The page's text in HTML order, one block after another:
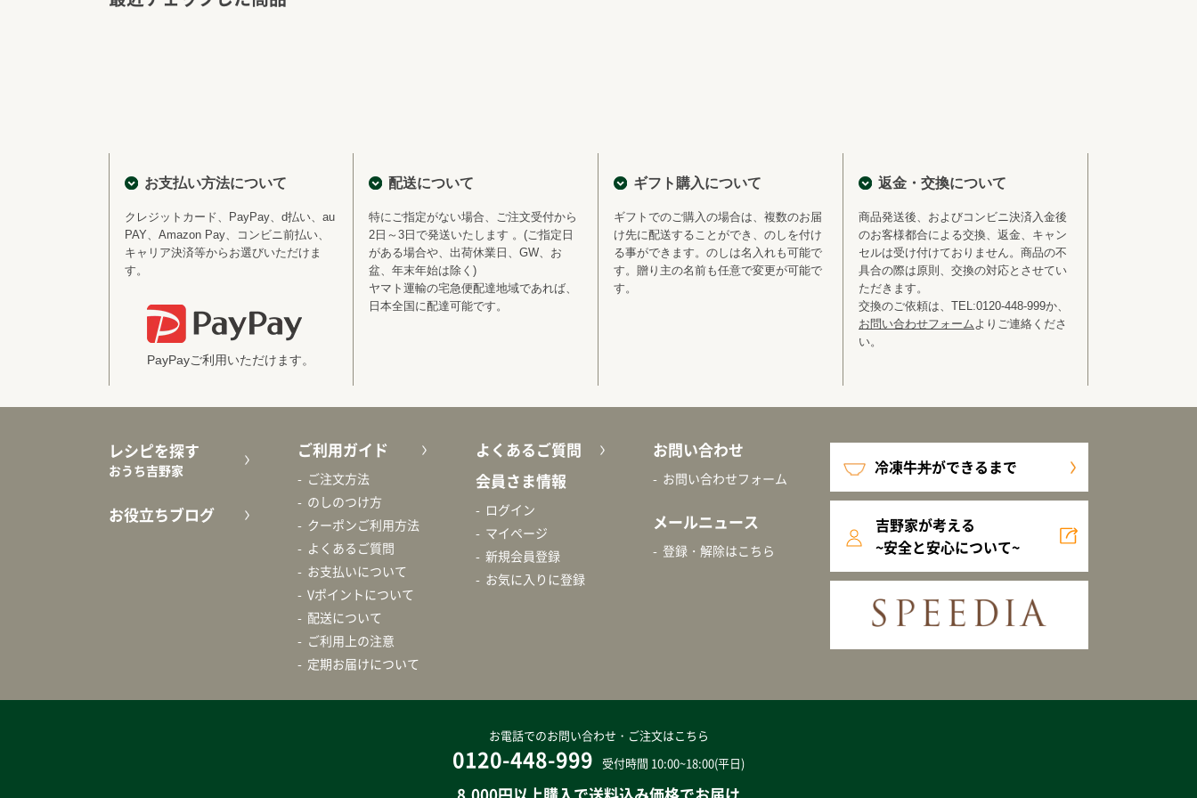
お支払い方法について
クレジットカード、PayPay、d払い、au
PAY、Amazon Pay、コンビニ前払い、
キャリア決済等からお選びいただけま
す。
PayPayご利用いただけます。
配送について
特にご指定がない場合、ご注文受付から
2日～3日で発送いたします 。(ご指定日
がある場合や、出荷休業日、GW、お
盆、年末年始は除く)
ヤマト運輸の宅急便配達地域であれば、
日本全国に配達可能です。
ギフト購入について
ギフトでのご購入の場合は、複数のお届
け先に配送することができ、のしを付け
る事ができます。のしは名入れも可能で
す。贈り主の名前も任意で変更が可能で
す。
返金・交換について
商品発送後、およびコンビニ決済入金後
のお客様都合による交換、返金、キャン
セルは受け付けておりません。商品の不
具合の際は原則、交換の対応とさせてい
ただきます。
交換のご依頼は、TEL:0120-448-999か、
お問い合わせフォームよりご連絡くださ
い。
レシピを探す
おうち吉野家
お役立ちブログ
ご利用ガイド
ご注文方法
のしのつけ方
クーポンご利用方法
よくあるご質問
お支払いについて
Vポイントについて
配送について
ご利用上の注意
定期お届けについて
よくあるご質問
会員さま情報
ログイン
マイページ
新規会員登録
お気に入りに登録
お問い合わせ
お問い合わせフォーム
メールニュース
登録・解除はこちら
冷凍牛丼ができるまで
吉野家が考える
~安全と安心について~
お電話でのお問い合わせ・ご注文はこちら
0120-448-999 受付時間 10:00~18:00(平日)